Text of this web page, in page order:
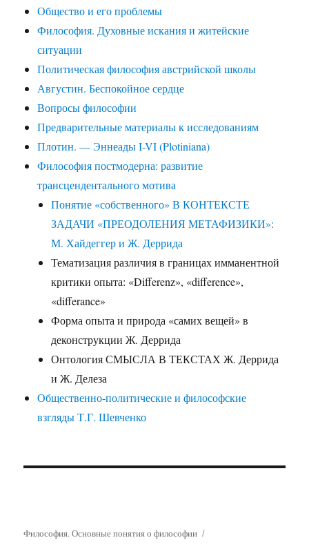
Общество и его проблемы
Философия. Духовные искания и житейские
ситуации
Политическая философия австрийской школы
Августин. Беспокойное сердце
Вопросы философии
Предварительные материалы к исследованиям
Плотин. — Эннеады I-VI (Plotiniana)
Философия постмодерна: развитие
трансцендентального мотива
Понятие «собственного» В КОНТЕКСТЕ
ЗАДАЧИ «ПРЕОДОЛЕНИЯ МЕТАФИЗИКИ»:
М. Хайдеггер и Ж. Деррида
Тематизация различия в границах имманентной
критики опыта: «Differenz», «difference»,
«differance»
Форма опыта и природа «самих вещей» в
деконструкции Ж. Деррида
Онтология СМЫСЛА В ТЕКСТАХ Ж. Деррида
и Ж. Делеза
Общественно-политические и философские
взгляды Т.Г. Шевченко
Философия. Основные понятия о философии